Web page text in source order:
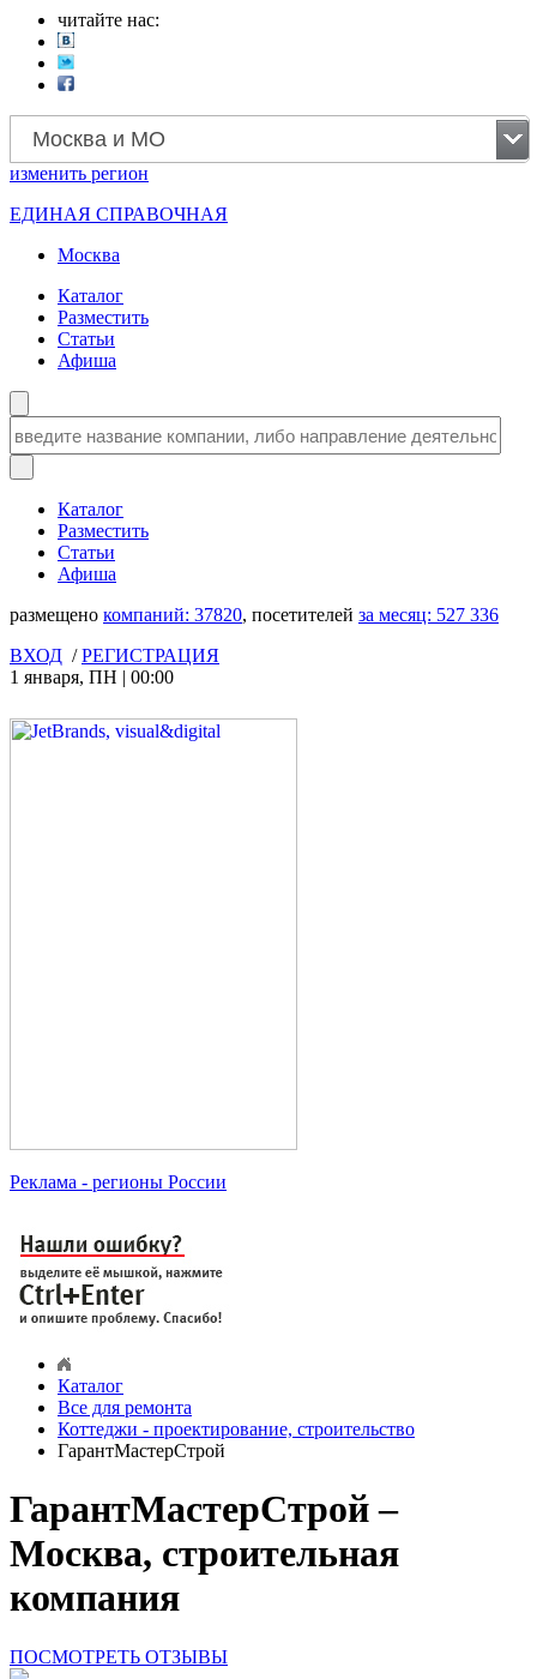
читайте нас:
Москва и МО
изменить регион
ЕДИНАЯ СПРАВОЧНАЯ
Москва
Каталог
Разместить
Статьи
Афиша
Каталог
Разместить
Статьи
Афиша
размещено компаний: 37820, посетителей за месяц: 527 336
ВХОД /РЕГИСТРАЦИЯ
1 января, ПН | 00:00
Реклама - регионы России
Каталог
Все для ремонта
Коттеджи - проектирование, строительство
ГарантМастерСтрой
ГарантМастерСтрой –
Москва, строительная
компания
ПОСМОТРЕТЬ ОТЗЫВЫ